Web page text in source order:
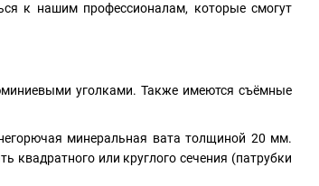
к нашим профессионалам, которые смогут
уголками. Также имеются съёмные
минеральная вата толщиной 20 мм.
или круглого сечения (патрубки